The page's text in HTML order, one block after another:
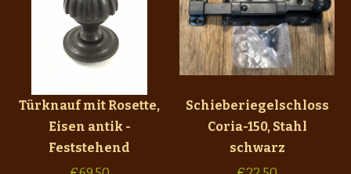
Türknauf mit Rosette,
Eisen antik -
Feststehend
Schieberiegelschloss
Coria-150, Stahl
schwarz